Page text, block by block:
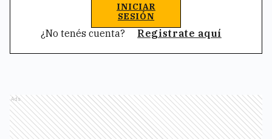
INICIAR
SESIÓN
¿No tenés cuenta? Registrate aquí
Ads